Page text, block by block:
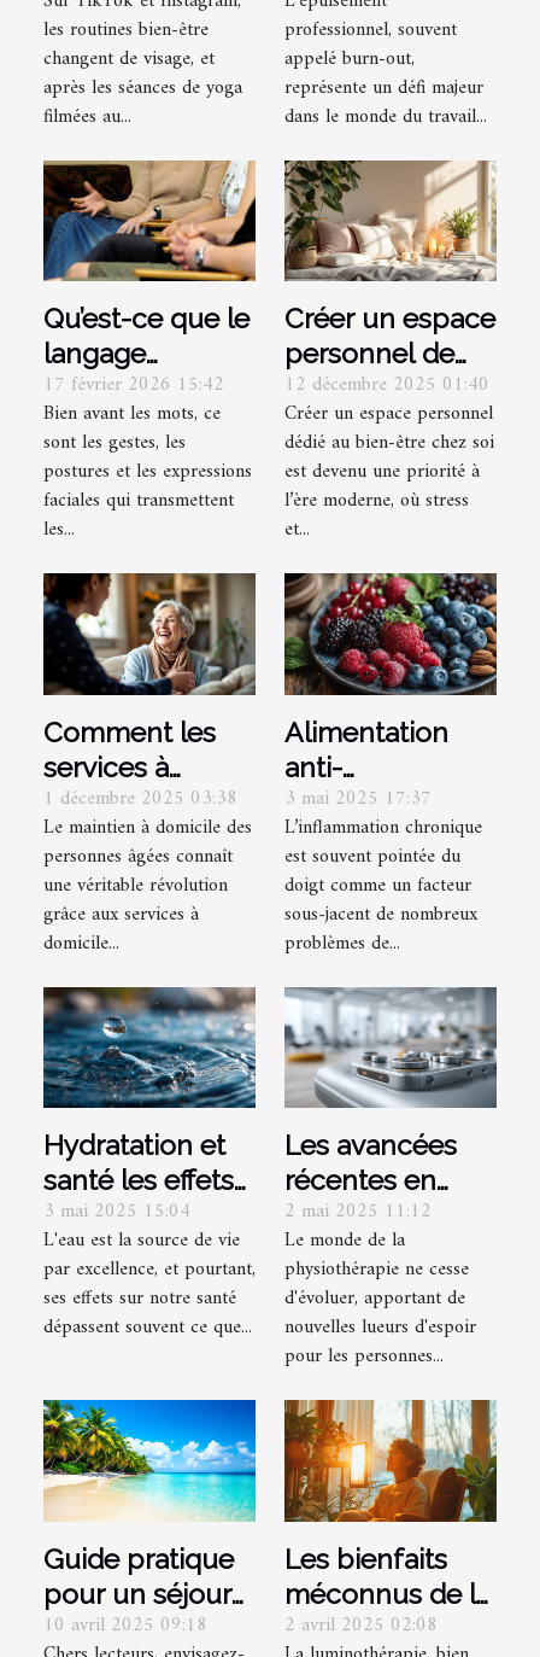
vestimentaire
était le nouveau
yoga ?
les routines bien-être
changent de visage, et
après les séances de yoga
filmées au...
professionnel et
y remédier ?
professionnel, souvent
appelé burn-out,
représente un défi majeur
dans le monde du travail...
Qu’est-ce que le
langage
corporel et
comment le
décrypter ?
17 février 2026 15:42
Bien avant les mots, ce
sont les gestes, les
postures et les expressions
faciales qui transmettent
les...
Créer un espace
personnel de
bien-être :
conseils
essentiels
12 décembre 2025 01:40
Créer un espace personnel
dédié au bien-être chez soi
est devenu une priorité à
l’ère moderne, où stress
et...
Comment les
services à
domicile
transforment le
quotidien des
seniors ?
1 décembre 2025 03:38
Le maintien à domicile des
personnes âgées connaît
une véritable révolution
grâce aux services à
domicile...
Alimentation
anti-
inflammatoire
quels aliments
privilégier pour
réduire
l'inflammation
3 mai 2025 17:37
L’inflammation chronique
est souvent pointée du
doigt comme un facteur
sous-jacent de nombreux
problèmes de...
Hydratation et
santé les effets
méconnus de
l'eau sur le bien-
être physique et
mental
3 mai 2025 15:04
L'eau est la source de vie
par excellence, et pourtant,
ses effets sur notre santé
dépassent souvent ce que...
Les avancées
récentes en
physiothérapie
pour les
douleurs
chroniques
2 mai 2025 11:12
Le monde de la
physiothérapie ne cesse
d'évoluer, apportant de
nouvelles lueurs d'espoir
pour les personnes...
Guide pratique
pour un séjour
sécurisé et
10 avril 2025 09:18
Les bienfaits
méconnus de la
luminothérapie
2 avril 2025 02:08